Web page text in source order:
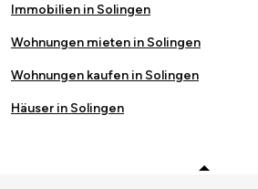
Immobilien in Solingen
Wohnungen mieten in Solingen
Wohnungen kaufen in Solingen
Häuser in Solingen